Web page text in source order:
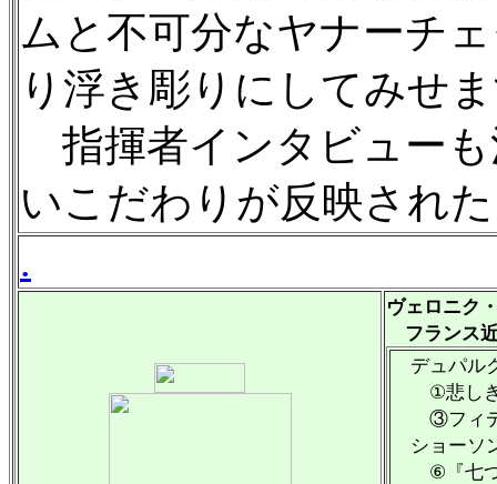
ムと不可分なヤナーチ
り浮き彫りにしてみせ
指揮者インタビューも
いこだわりが反映され
.
ヴェロニク
フランス
デュパル
①悲しき
③フィデ
ショーソ
⑥『七つ